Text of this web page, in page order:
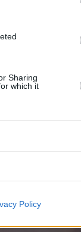
Sharing
which it
Policy
Όλα
σημάδι